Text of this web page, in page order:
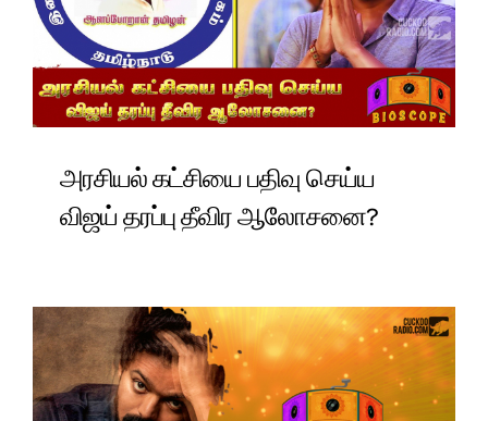
அரசியல் கட்சியை பதிவு செய்ய
விஜய் தரப்பு தீவிர ஆலோசனை?